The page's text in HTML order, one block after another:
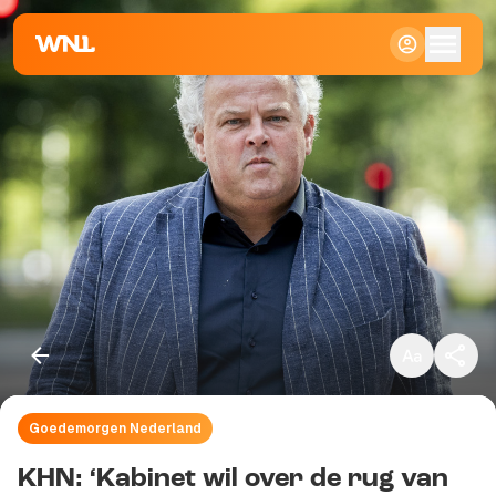
Klein
Standaard
Groot
Goedemorgen Nederland
KHN: ‘Kabinet wil over de rug van